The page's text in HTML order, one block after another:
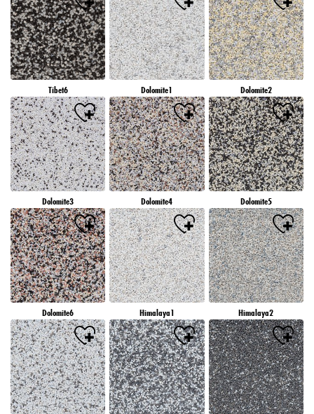
Tibet6 Dolomite1 Dolomite2
Dolomite3 Dolomite4 Dolomite5
Dolomite6 Himalaya1 Himalaya2